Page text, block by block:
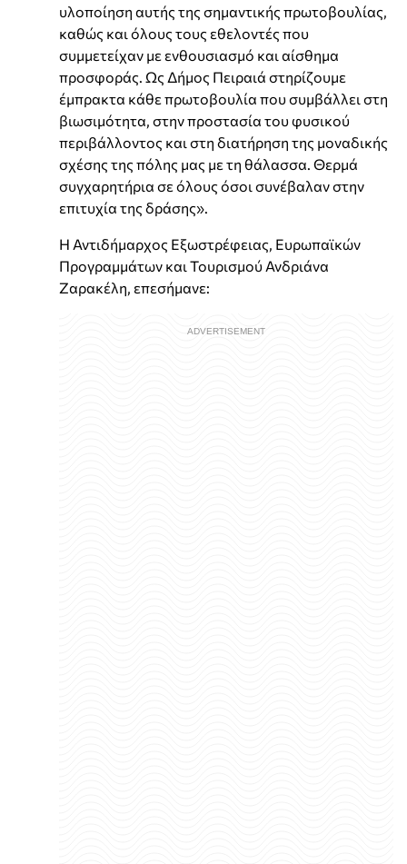
υλοποίηση αυτής της σημαντικής πρωτοβουλίας,
καθώς και όλους τους εθελοντές που
συμμετείχαν με ενθουσιασμό και αίσθημα
προσφοράς. Ως Δήμος Πειραιά στηρίζουμε
έμπρακτα κάθε πρωτοβουλία που συμβάλλει στη
βιωσιμότητα, στην προστασία του φυσικού
περιβάλλοντος και στη διατήρηση της μοναδικής
σχέσης της πόλης μας με τη θάλασσα. Θερμά
συγχαρητήρια σε όλους όσοι συνέβαλαν στην
επιτυχία της δράσης».
Η Αντιδήμαρχος Εξωστρέφειας, Ευρωπαϊκών
Προγραμμάτων και Τουρισμού Ανδριάνα
Ζαρακέλη, επεσήμανε: